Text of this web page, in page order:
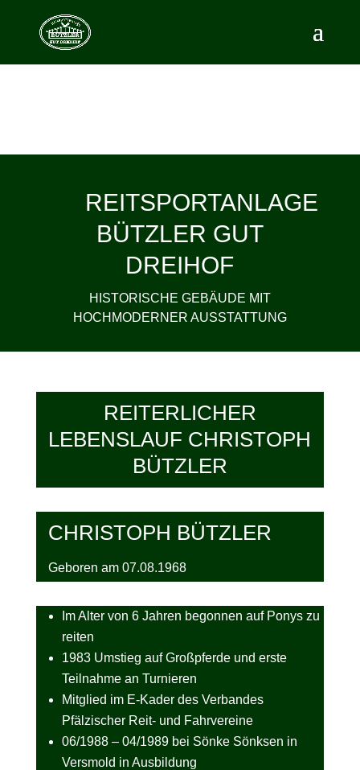
REITSPORTANLAGE
BÜTZLER GUT
DREIHOF
HISTORISCHE GEBÄUDE MIT
HOCHMODERNER AUSSTATTUNG
REITERLICHER
LEBENSLAUF CHRISTOPH
BÜTZLER
CHRISTOPH BÜTZLER
Geboren am 07.08.1968
Im Alter von 6 Jahren begonnen auf Ponys zu
reiten
1983 Umstieg auf Großpferde und erste
Teilnahme an Turnieren
Mitglied im E-Kader des Verbandes
Pfälzischer Reit- und Fahrvereine
06/1988 – 04/1989 bei Sönke Sönksen in
Versmold in Ausbildung